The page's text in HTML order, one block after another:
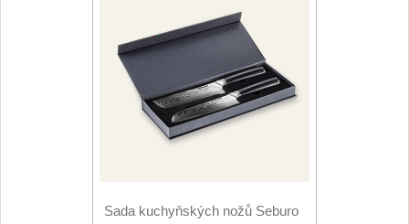
Nože SEBURO
Sady nožů SEBURO 6
Nože Seburo SUBAJA 92
Sada kuchyňských nožů Seburo